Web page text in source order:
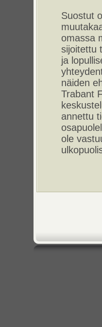
Suostut
omassa
sijoitettu
ja
näiden
Trabant
annettu
ole